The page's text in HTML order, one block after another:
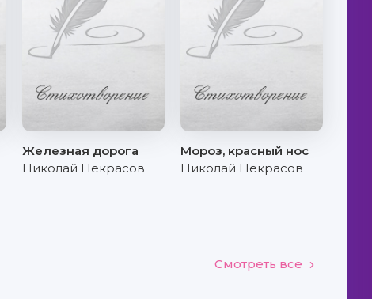
Железная дорога
Николай Некрасов
Мороз, красный нос
Николай Некрасов
Смотреть все